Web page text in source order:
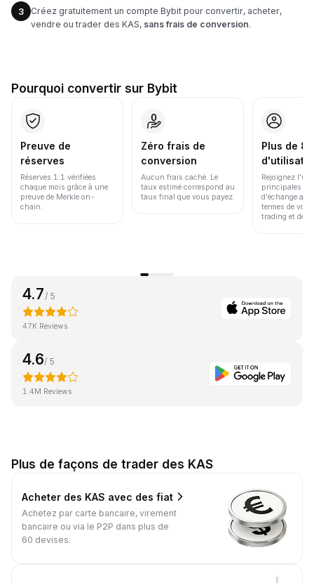
3
Créez gratuitement un compte Bybit pour convertir, acheter,
vendre ou trader des KAS, sans frais de conversion.
Pourquoi convertir sur Bybit
Preuve de
réserves
Réserves 1:1 vérifiées
chaque mois grâce à une
preuve de Merkle on-
chain.
Zéro frais de
conversion
Aucun frais caché. Le
taux estimé correspond au
taux final que vous payez.
Plus de
Rejoignez
principales
d'échange au
termes de
trading et de
4.7 / 5
47K Reviews
4.6/ 5
1.4M Reviews
Plus de façons de trader des KAS
Acheter des KAS avec des fiat
Achetez par carte bancaire, virement
bancaire ou via le P2P dans plus de
60 devises.